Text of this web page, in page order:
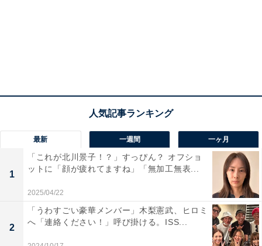
最新 一週間 一ヶ月
1
「これが北川景子！？」すっぴん？ オフショ
ットに「顔が疲れてますね」「無加工無表...
2025/04/22
2
「うわすごい豪華メンバー」木梨憲武、ヒロミ
へ「連絡ください！」呼び掛ける。ISS...